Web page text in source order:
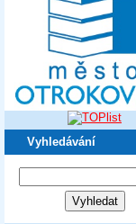
Vyhledávání